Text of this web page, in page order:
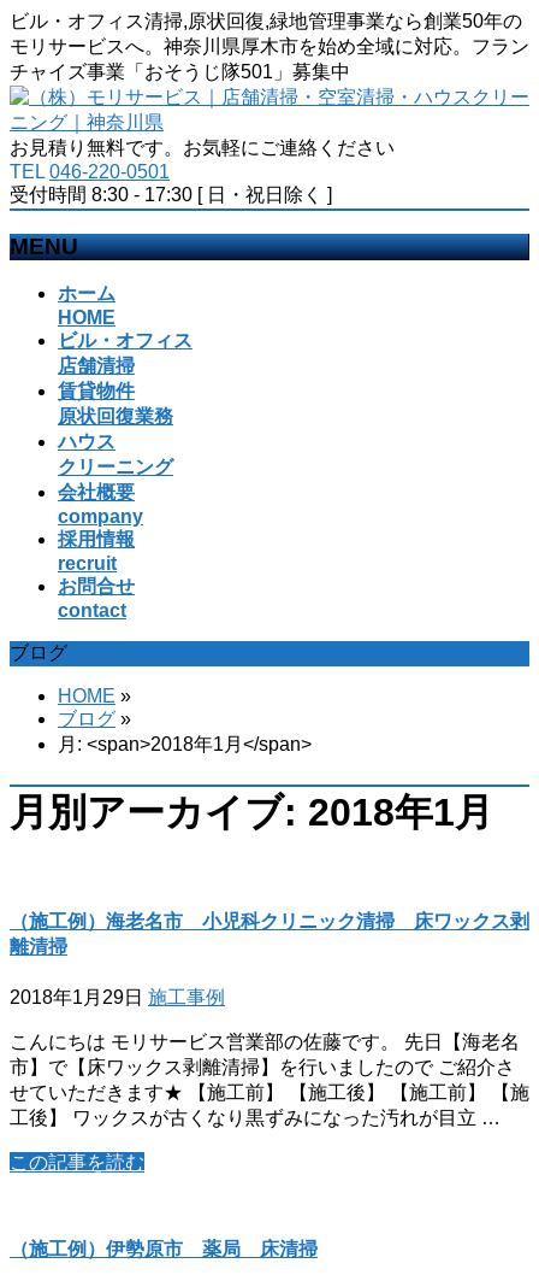
ビル・オフィス清掃,原状回復,緑地管理事業なら創業50年の
モリサービスへ。神奈川県厚木市を始め全域に対応。フラン
チャイズ事業「おそうじ隊501」募集中
お見積り無料です。お気軽にご連絡ください
TEL 046-220-0501
受付時間 8:30 - 17:30 [ 日・祝日除く ]
MENU
ホーム
HOME
ビル・オフィス
店舗清掃
賃貸物件
原状回復業務
ハウス
クリーニング
会社概要
company
採用情報
recruit
お問合せ
contact
ブログ
HOME »
ブログ »
月: <span>2018年1月</span>
月別アーカイブ: 2018年1月
（施工例）海老名市 小児科クリニック清掃 床ワックス剥
離清掃
2018年1月29日 施工事例
こんにちは モリサービス営業部の佐藤です。 先日【海老名
市】で【床ワックス剥離清掃】を行いましたので ご紹介さ
せていただきます★ 【施工前】 【施工後】 【施工前】 【施
工後】 ワックスが古くなり黒ずみになった汚れが目立 …
この記事を読む
（施工例）伊勢原市 薬局 床清掃